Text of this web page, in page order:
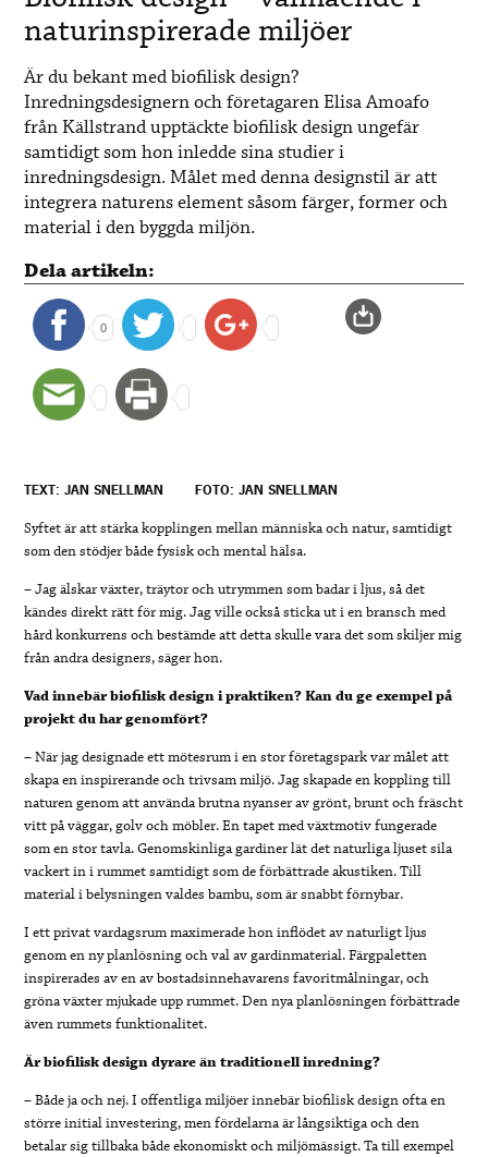
naturinspirerade miljöer
Är du bekant med biofilisk design?
Inredningsdesignern och företagaren Elisa Amoafo
från Källstrand upptäckte biofilisk design ungefär
samtidigt som hon inledde sina studier i
inredningsdesign. Målet med denna designstil är att
integrera naturens element såsom färger, former och
material i den byggda miljön.
Dela artikeln:
0
TEXT: JAN SNELLMAN FOTO: JAN SNELLMAN
Syftet är att stärka kopplingen mellan människa och natur, samtidigt
som den stödjer både fysisk och mental hälsa.
– Jag älskar växter, träytor och utrymmen som badar i ljus, så det
kändes direkt rätt för mig. Jag ville också sticka ut i en bransch med
hård konkurrens och bestämde att detta skulle vara det som skiljer mig
från andra designers, säger hon.
Vad innebär biofilisk design i praktiken? Kan du ge exempel på
projekt du har genomfört?
– När jag designade ett mötesrum i en stor företagspark var målet att
skapa en inspirerande och trivsam miljö. Jag skapade en koppling till
naturen genom att använda brutna nyanser av grönt, brunt och fräscht
vitt på väggar, golv och möbler. En tapet med växtmotiv fungerade
som en stor tavla. Genomskinliga gardiner lät det naturliga ljuset sila
vackert in i rummet samtidigt som de förbättrade akustiken. Till
material i belysningen valdes bambu, som är snabbt förnybar.
I ett privat vardagsrum maximerade hon inflödet av naturligt ljus
genom en ny planlösning och val av gardinmaterial. Färgpaletten
inspirerades av en av bostadsinnehavarens favoritmålningar, och
gröna växter mjukade upp rummet. Den nya planlösningen förbättrade
även rummets funktionalitet.
Är biofilisk design dyrare än traditionell inredning?
– Både ja och nej. I offentliga miljöer innebär biofilisk design ofta en
större initial investering, men fördelarna är långsiktiga och den
betalar sig tillbaka både ekonomiskt och miljömässigt. Ta till exempel